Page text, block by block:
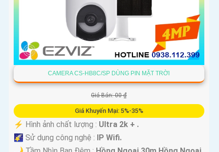
CAMERA CS-HB8C/SP DÙNG PIN MẶT TRỜI
Giá Bán: 00 ₫
Giá Khuyến Mại: 5%-35%
️⚡ Hình ảnh chất lượng : Ultra 2k + .
🌠 Sử dụng công nghệ : IP Wifi.